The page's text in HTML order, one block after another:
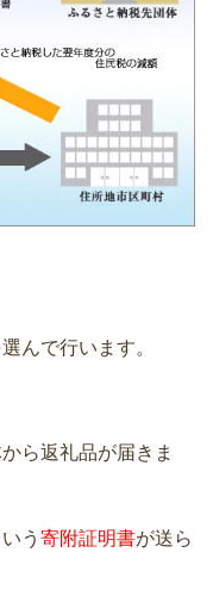
選んで行います。
ら返礼品が届きま
う 寄附証明書が送ら